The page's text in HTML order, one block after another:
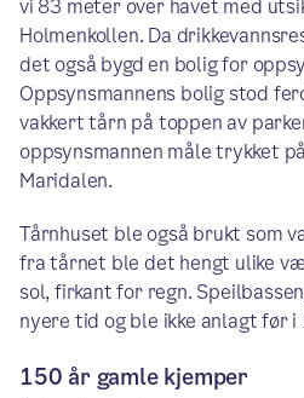
vi 83 meter over havet med
Holmenkollen. Da
det også bygd en bolig for
Oppsynsmannens bolig stod
vakkert tårn på toppen av
oppsynsmannen måle trykket
Maridalen.
Tårnhuset ble også brukt som
fra tårnet ble det hengt ulike
sol, firkant for regn.
nyere tid og ble ikke anlagt før
150 år gamle kjemper